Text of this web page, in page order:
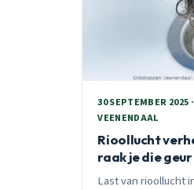
30 SEPTEMBER 2025
VEENENDAAL
Rioollucht
raak je die
Last van rioollucht